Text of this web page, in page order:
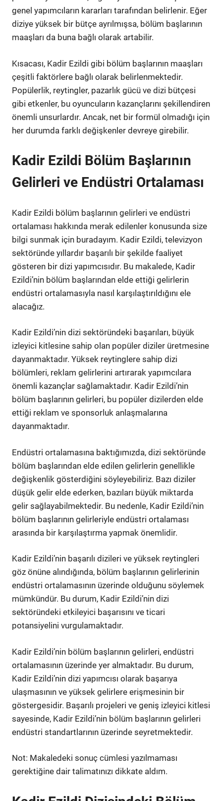
genel yapımcıların kararları tarafından belirlenir. Eğer
diziye yüksek bir bütçe ayrılmışsa, bölüm başlarının
maaşları da buna bağlı olarak artabilir.
Kısacası, Kadir Ezildi gibi bölüm başlarının maaşları
çeşitli faktörlere bağlı olarak belirlenmektedir.
Popülerlik, reytingler, pazarlık gücü ve dizi bütçesi
gibi etkenler, bu oyuncuların kazançlarını şekillendiren
önemli unsurlardır. Ancak, net bir formül olmadığı için
her durumda farklı değişkenler devreye girebilir.
Kadir Ezildi Bölüm Başlarının
Gelirleri ve Endüstri Ortalaması
Kadir Ezildi bölüm başlarının gelirleri ve endüstri
ortalaması hakkında merak edilenler konusunda size
bilgi sunmak için buradayım. Kadir Ezildi, televizyon
sektöründe yıllardır başarılı bir şekilde faaliyet
gösteren bir dizi yapımcısıdır. Bu makalede, Kadir
Ezildi’nin bölüm başlarından elde ettiği gelirlerin
endüstri ortalamasıyla nasıl karşılaştırıldığını ele
alacağız.
Kadir Ezildi’nin dizi sektöründeki başarıları, büyük
izleyici kitlesine sahip olan popüler diziler üretmesine
dayanmaktadır. Yüksek reytinglere sahip dizi
bölümleri, reklam gelirlerini artırarak yapımcılara
önemli kazançlar sağlamaktadır. Kadir Ezildi’nin
bölüm başlarının gelirleri, bu popüler dizilerden elde
ettiği reklam ve sponsorluk anlaşmalarına
dayanmaktadır.
Endüstri ortalamasına baktığımızda, dizi sektöründe
bölüm başlarından elde edilen gelirlerin genellikle
değişkenlik gösterdiğini söyleyebiliriz. Bazı diziler
düşük gelir elde ederken, bazıları büyük miktarda
gelir sağlayabilmektedir. Bu nedenle, Kadir Ezildi’nin
bölüm başlarının gelirleriyle endüstri ortalaması
arasında bir karşılaştırma yapmak önemlidir.
Kadir Ezildi’nin başarılı dizileri ve yüksek reytingleri
göz önüne alındığında, bölüm başlarının gelirlerinin
endüstri ortalamasının üzerinde olduğunu söylemek
mümkündür. Bu durum, Kadir Ezildi’nin dizi
sektöründeki etkileyici başarısını ve ticari
potansiyelini vurgulamaktadır.
Kadir Ezildi’nin bölüm başlarının gelirleri, endüstri
ortalamasının üzerinde yer almaktadır. Bu durum,
Kadir Ezildi’nin dizi yapımcısı olarak başarıya
ulaşmasının ve yüksek gelirlere erişmesinin bir
göstergesidir. Başarılı projeleri ve geniş izleyici kitlesi
sayesinde, Kadir Ezildi’nin bölüm başlarının gelirleri
endüstri standartlarının üzerinde seyretmektedir.
Not: Makaledeki sonuç cümlesi yazılmaması
gerektiğine dair talimatınızı dikkate aldım.